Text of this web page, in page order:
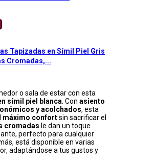
Tapizadas en Símil Piel Gris
Cromadas,...
o sala de estar con esta
símil piel blanca. Con asiento
y acolchados, esta
máximo confortsin sacrificar el
cromadas le dan un toque
perfecto para cualquier
está disponible en varias
adaptándose a tus gustos y